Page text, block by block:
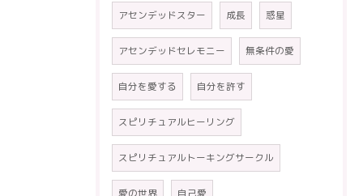
アセンデッドスター 成長 惑星
アセンデッドセレモニー 無条件の愛
自分を愛する 自分を許す
スピリチュアルヒーリング
スピリチュアルトーキングサークル
愛の世界 自己愛